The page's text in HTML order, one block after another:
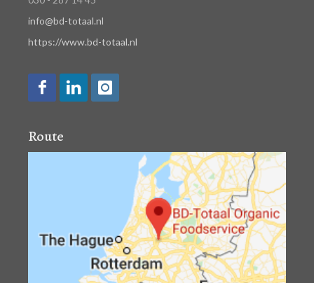
info@bd-totaal.nl
https://www.bd-totaal.nl
Route